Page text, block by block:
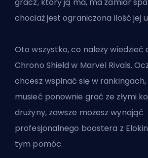
chociaż jest ograniczona ilość jej
Oto wszystko, co należy wiedzieć
Chrono Shield w Marvel Rivals.
chcesz wspinać się w
musieć ponownie grać ze złymi
drużyny, zawsze możeszwynająć
profesjonalnego boostera z
tym pomóc.